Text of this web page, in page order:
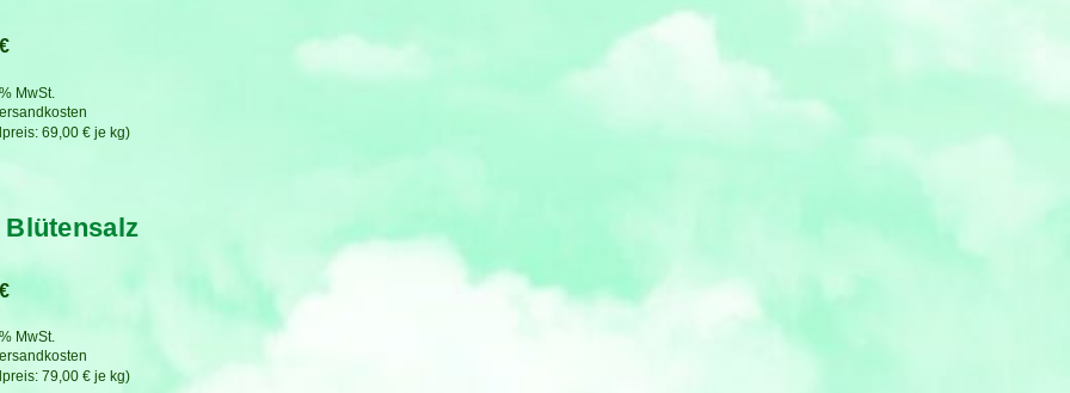
€
69,00 € je kg
MwSt.
Blütensalz
€
79,00 € je kg
MwSt.